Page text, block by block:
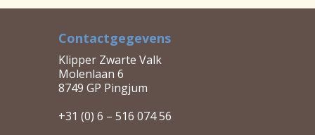
Contactgegevens
Klipper Zwarte Valk
Molenlaan 6
8749 GP Pingjum
+31 (0) 6 – 516 074 56